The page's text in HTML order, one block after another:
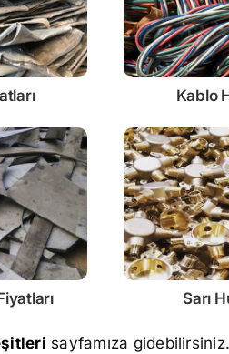
Kablo
Sarı
sayfamıza gidebilirsiniz.